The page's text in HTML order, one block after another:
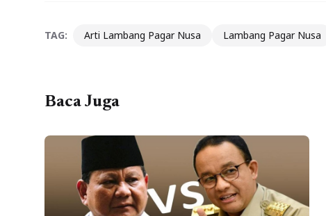
TAG: Arti Lambang Pagar Nusa Lambang Pagar Nusa
Baca Juga